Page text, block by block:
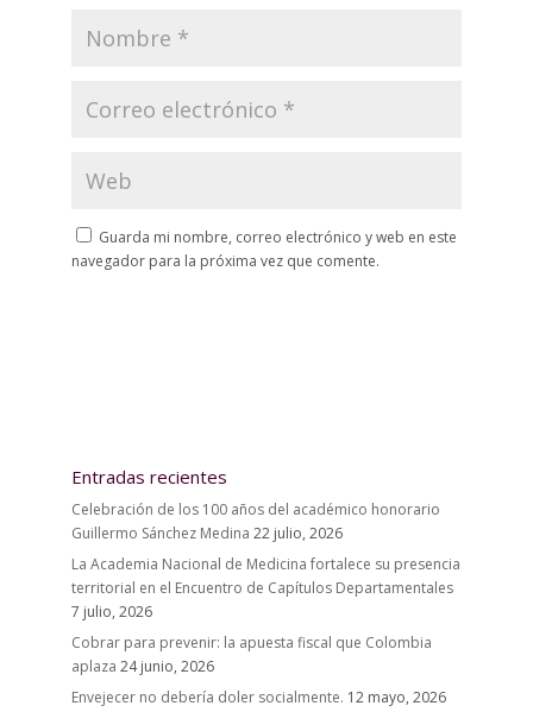
Guarda mi nombre, correo electrónico y web en este
navegador para la próxima vez que comente.
Entradas recientes
Celebración de los 100 años del académico honorario
Guillermo Sánchez Medina 22 julio, 2026
La Academia Nacional de Medicina fortalece su presencia
territorial en el Encuentro de Capítulos Departamentales
7 julio, 2026
Cobrar para prevenir: la apuesta fiscal que Colombia
aplaza 24 junio, 2026
Envejecer no debería doler socialmente. 12 mayo, 2026